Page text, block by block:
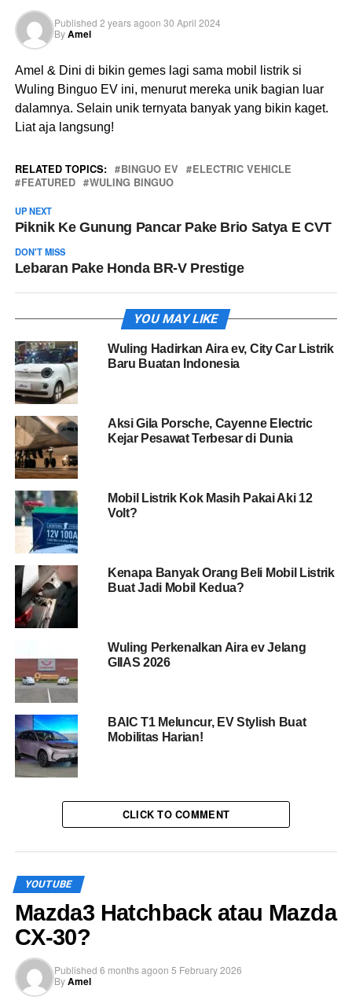
Published 2 years agoon 30 April 2024
ByAmel
Amel & Dini di bikin gemes lagi sama mobil listrik si
Wuling Binguo EV ini, menurut mereka unik bagian luar
dalamnya. Selain unik ternyata banyak yang bikin kaget.
Liat aja langsung!
RELATED TOPICS: BINGUO EV
ELECTRIC VEHICLE
FEATURED
WULING BINGUO
UP NEXT
Piknik Ke Gunung Pancar Pake Brio Satya E CVT
DON'T MISS
Lebaran Pake Honda BR-V Prestige
YOU MAY LIKE
Wuling Hadirkan Aira ev, City Car Listrik
Baru Buatan Indonesia
Aksi Gila Porsche, Cayenne Electric
Kejar Pesawat Terbesar di Dunia
Mobil Listrik Kok Masih Pakai Aki 12
Volt?
Kenapa Banyak Orang Beli Mobil Listrik
Buat Jadi Mobil Kedua?
Wuling Perkenalkan Aira ev Jelang
GIIAS 2026
BAIC T1 Meluncur, EV Stylish Buat
Mobilitas Harian!
CLICK TO COMMENT
YOUTUBE
Mazda3 Hatchback atau Mazda
CX-30?
Published 6 months agoon 5 February 2026
ByAmel